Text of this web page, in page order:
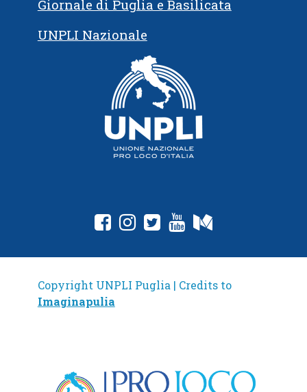
Giornale di Puglia e Basilicata
UNPLI Nazionale
fab fa-facebook-square
fab fa-instagram
fab fa-twitter-square
fab fa-youtube
Copyright UNPLI Puglia | Credits to
Imaginapulia